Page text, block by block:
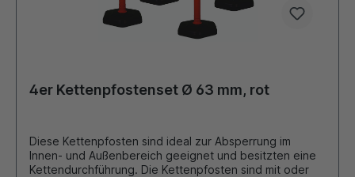
4er Kettenpfostenset Ø 63 mm, rot
Diese Kettenpfosten sind ideal zur Absperrung im
Innen- und Außenbereich geeignet und besitzten eine
Kettendurchführung. Die Kettenpfosten sind mit oder